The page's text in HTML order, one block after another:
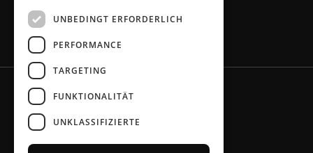
Sa
9 – 13 Uhr
oder gerne nach Absprache
UNBEDINGT ERFORDERLICH
PERFORMANCE
TARGETING
FUNKTIONALITÄT
UNKLASSIFIZIERTE